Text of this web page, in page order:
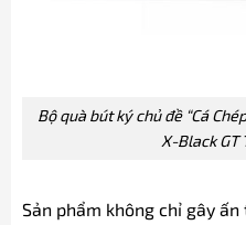
Bộ quà bút ký chủ đề “Cá
X-Black GT
Sản phẩm không chỉ gây